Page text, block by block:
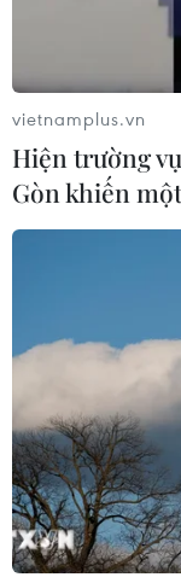
hàng đầu của
là U19 Nhật
vietnamplus.vn
Hiện trường
Gòn khiến